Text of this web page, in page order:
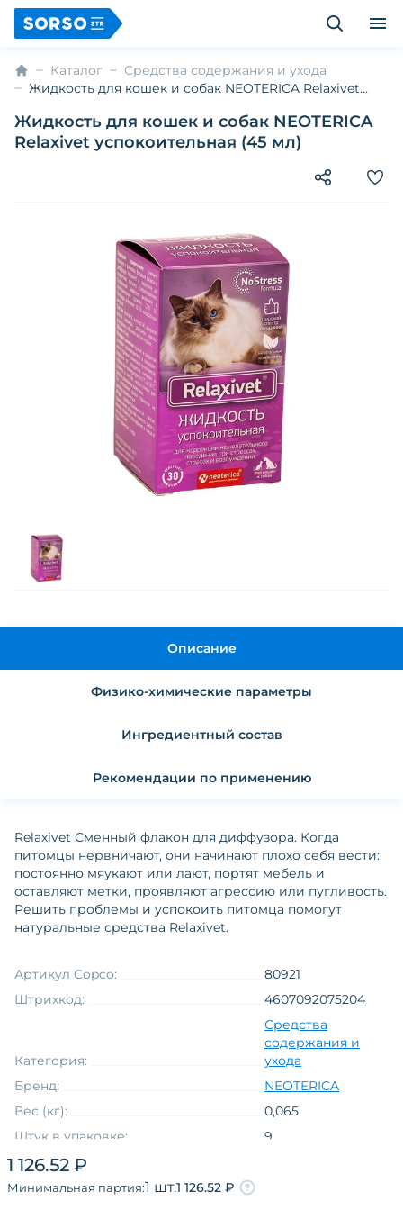
Каталог
Средства содержания и ухода
Жидкость для кошек и собак NEOTERICA Relaxivet
Жидкость для кошек и собак NEOTERICA
Relaxivet успокоительная (45 мл)
1 126.52 ₽
Минимальная партия:1 шт.1 126.52 ₽
Описание
Физико-химические параметры
Ингредиентный состав
Рекомендации по применению
Relaxivet Сменный флакон для диффузора. Когда
питомцы нервничают, они начинают плохо себя вести:
постоянно мяукают или лают, портят мебель и
оставляют метки, проявляют агрессию или пугливость.
Решить проблемы и успокоить питомца помогут
натуральные средства Relaxivet.
Артикул Copco:
80921
Штрихкод:
4607092075204
Категория:
Средства
содержания и
ухода
Бренд:
NEOTERICA
Вес (кг):
0,065
Штук в упаковке:
9
Вид упаковки
Линия торговой марки на языке